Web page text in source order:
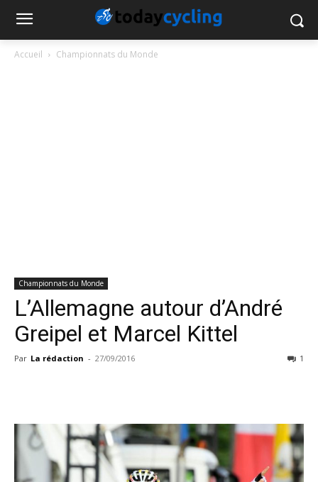
Accueil Championnats du Monde
Championnats du Monde
L’Allemagne autour d’André
Greipel et Marcel Kittel
Par La rédaction - 27/09/2016 1